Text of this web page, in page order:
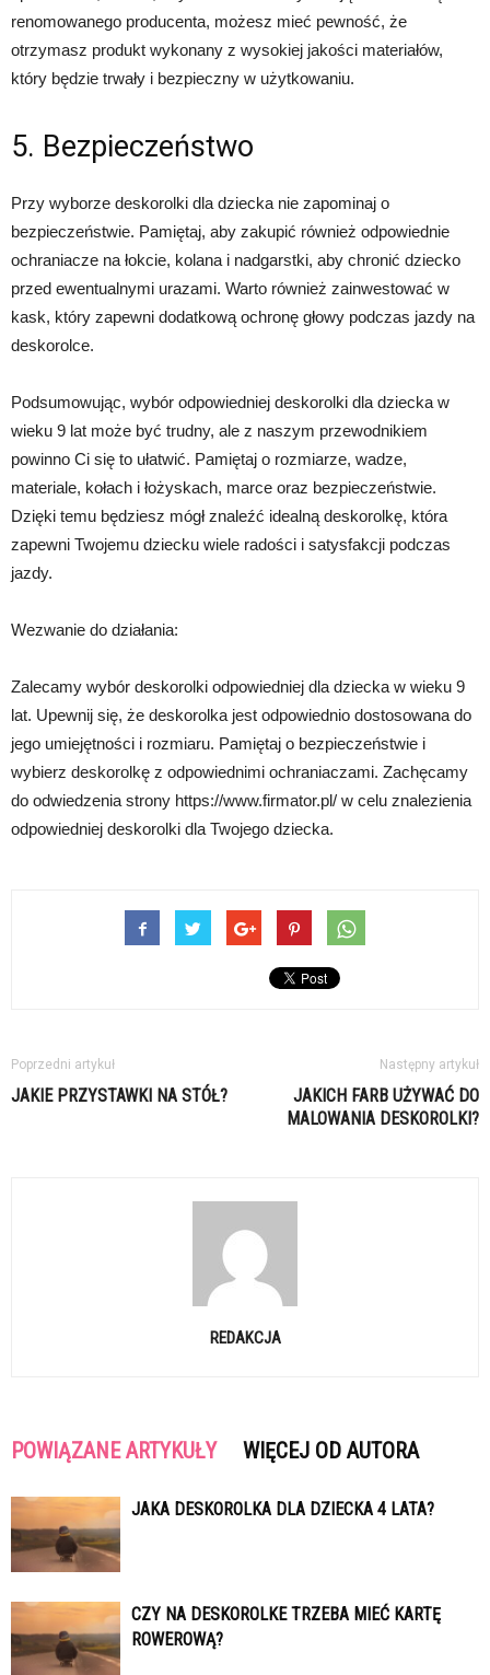
renomowanego producenta, możesz mieć pewność, że
otrzymasz produkt wykonany z wysokiej jakości materiałów,
który będzie trwały i bezpieczny w użytkowaniu.
5. Bezpieczeństwo
Przy wyborze deskorolki dla dziecka nie zapominaj o
bezpieczeństwie. Pamiętaj, aby zakupić również odpowiednie
ochraniacze na łokcie, kolana i nadgarstki, aby chronić dziecko
przed ewentualnymi urazami. Warto również zainwestować w
kask, który zapewni dodatkową ochronę głowy podczas jazdy na
deskorolce.
Podsumowując, wybór odpowiedniej deskorolki dla dziecka w
wieku 9 lat może być trudny, ale z naszym przewodnikiem
powinno Ci się to ułatwić. Pamiętaj o rozmiarze, wadze,
materiale, kołach i łożyskach, marce oraz bezpieczeństwie.
Dzięki temu będziesz mógł znaleźć idealną deskorolkę, która
zapewni Twojemu dziecku wiele radości i satysfakcji podczas
jazdy.
Wezwanie do działania:
Zalecamy wybór deskorolki odpowiedniej dla dziecka w wieku 9
lat. Upewnij się, że deskorolka jest odpowiednio dostosowana do
jego umiejętności i rozmiaru. Pamiętaj o bezpieczeństwie i
wybierz deskorolkę z odpowiednimi ochraniaczami. Zachęcamy
do odwiedzenia strony https://www.firmator.pl/ w celu znalezienia
odpowiedniej deskorolki dla Twojego dziecka.
Poprzedni artykuł
JAKIE PRZYSTAWKI NA STÓŁ?
Następny artykuł
JAKICH FARB UŻYWAĆ DO
MALOWANIA DESKOROLKI?
REDAKCJA
POWIĄZANE ARTYKUŁY WIĘCEJ OD AUTORA
JAKA DESKOROLKA DLA DZIECKA 4 LATA?
CZY NA DESKOROLKE TRZEBA MIEĆ KARTĘ
ROWEROWĄ?